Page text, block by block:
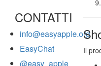
CONTATTI
info@easyapple.org
EasyChat
@easy_apple
Il